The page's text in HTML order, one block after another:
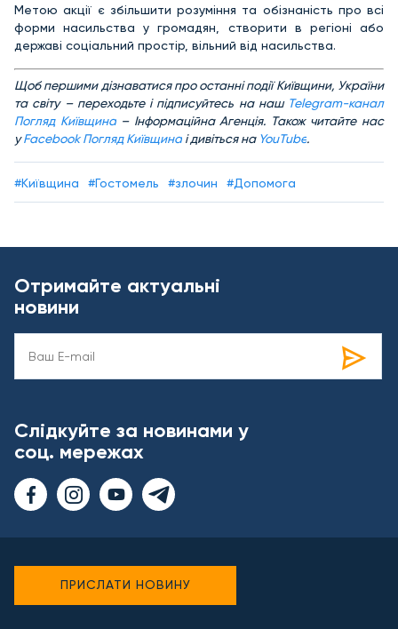
Метою акції є збільшити розуміння та обізнаність про всі
форми насильства у громадян, створити в регіоні або
державі соціальний простір, вільний від насильства.
Щоб першими дізнаватися про останні події Київщини, України
та світу – переходьте і підписуйтесь на наш Telegram-канал
Погляд Київщина– Інформаційна Агенція. Також читайте нас
уFacebook Погляд Київщина і дивіться на YouTube.
#Київщина #Гостомель #злочин #Допомога
Отримайте актуальні
новини
Слідкуйте за новинами у
соц. мережах
ПРИСЛАТИ НОВИНУ